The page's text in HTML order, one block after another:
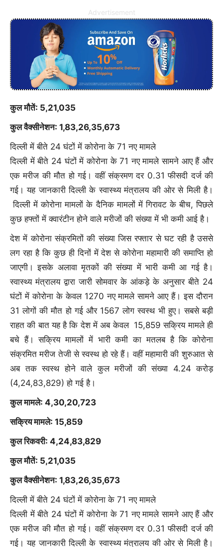
Advertisement
कुल मौतें: 5,21,035
कुल वैक्सीनेशन: 1,83,26,35,673
दिल्ली में बीते 24 घंटों में कोरोना के 71 नए मामले
दिल्ली में बीते 24 घंटों में कोरोना के 71 नए मामले सामने आए हैं और
एक मरीज की मौत हो गई। वहीं संक्रमण दर 0.31 फीसदी दर्ज की
गई। यह जानकारी दिल्ली के स्वास्थ्य मंत्रालय की ओर से मिली है।
दिल्ली में कोरोना मामलों के दैनिक मामलों में गिरावट के बीच, पिछले
कुछ हफ्तों में क्वारंटीन होने वाले मरीजों की संख्या में भी कमी आई है।
देश में कोरोना संक्रमितों की संख्या जिस रफ्तार से घट रही है उससे
लग रहा है कि कुछ ही दिनों में देश से कोरोना महामारी की समाप्ति हो
जाएगी। इसके अलावा मृतकों की संख्या में भारी कमी आ गई है।
स्वास्थ्य मंत्रालय द्वारा जारी सोमवार के आंकड़े के अनुसार बीते 24
घंटों में कोरोना के केवल 1270 नए मामले सामने आए हैं। इस दौरान
31 लोगों की मौत हो गई और 1567 लोग स्वस्थ भी हुए। सबसे बड़ी
राहत की बात यह है कि देश में अब केवल 15,859 सक्रिय मामले ही
बचे हैं। सक्रिय मामलों में भारी कमी का मतलब है कि कोरोना
संक्रमित मरीज तेजी से स्वस्थ हो रहे हैं। वहीं महामारी की शुरुआत से
अब तक स्वस्थ होने वाले कुल मरीजों की संख्या 4.24 करोड़
(4,24,83,829) हो गई है।
कुल मामले: 4,30,20,723
सक्रिय मामले: 15,859
कुल रिकवरी: 4,24,83,829
कुल मौतें: 5,21,035
कुल वैक्सीनेशन: 1,83,26,35,673
दिल्ली में बीते 24 घंटों में कोरोना के 71 नए मामले
दिल्ली में बीते 24 घंटों में कोरोना के 71 नए मामले सामने आए हैं और
एक मरीज की मौत हो गई। वहीं संक्रमण दर 0.31 फीसदी दर्ज की
गई। यह जानकारी दिल्ली के स्वास्थ्य मंत्रालय की ओर से मिली है।
06 Aug, 4:18 PM :पीएम मोदी युवाओं से हैंडलूम-डे मनाने की अपील
की:कहा- फ्रेंडशिप डे जैसा उत्साह दिखाएं; बुनकर परिवारों की कला को
दुनिया को बताएं
06 Aug, 9:30 AM :भागवत बोले- जेन-जी हमारी पीढ़ी से ज्यादा
ईमानदार और देशभक्त:हमें उनकी बात समझनी चाहिए, उनसे बात नहीं हुई
तभी तो आंदोलन हुआ
06 Aug, 3:40 PM :भारत ने अग्नि-4 मिसाइल का सफल परीक्षण
किया:डिजिटल कंट्रोल सिस्टम से लैस, 4000km की रेंज तक निशाना
लगा सकती है
06 Aug, 7:47 PM :भास्कर अपडेट्स:दिल्ली हाईकोर्ट पहुंचा डाबर;
FSSAI के 100% शुद्ध और प्राकृतिक दावों वाले प्रोडक्ट्स की बिक्री पर
रोक के आदेश को चुनौती दी
06 Aug, 6:01 AM :
कॉकरोच जनता पार्टी शुरू करेगी 'क्या बोलती
पब्लिक' कैंपेन:अभिजीत दीपके गांव-शहरों में युवाओं से बात करेंगे; बेरोजगारी
और महंगी शिक्षा होगी मुद्दा
06 Aug, 2:54 AM : झारखंड में प्रदर्शनकारी छात्र सरकार से बातचीत
को तैयार:11 लोगों की टीम में 2 पत्रकार और 1 वकील; परीक्षा कराने वाली
06 Aug, 5:39 AM :
सजा:बॉम्बे हाईकोर्ट बोला- 2 हफ्ते में सरेंडर करें; 2013 में साथी पत्रकार ने
05 Aug, 11:31 PM :खड़गे बोले- क्या मुझे रिजिजू से सीखना
पड़ेगा:सदन में बोलना मेरा अधिकार; रिजिजू ने कहा- नए सांसदों को भी मौका
05 Aug, 11:35 PM :
दिल्ली-NCR में तेज बारिश, ट्रैफिक जाम, वर्क-
फ्रॉम-होम की सलाह:बद्रीनाथ हाईवे बंद, केदारनाथ में गाड़ियां फंसी;
ऋषिकेश में गंगा वॉर्निंग लेवल पार
06 Aug, 7:42 AM :केजरीवाल का दावा- मेरा इंस्टाग्राम अकाउंट बैन
किया:मेटा से जवाब मांगा; कहा- कंपनी सरकार के सामने घुटने न टेके